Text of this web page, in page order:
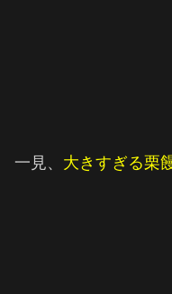
一見、 大きすぎる栗